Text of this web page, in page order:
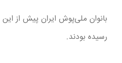
بانوان ملی‌پوش ایران پیش از
رسیده بودند.